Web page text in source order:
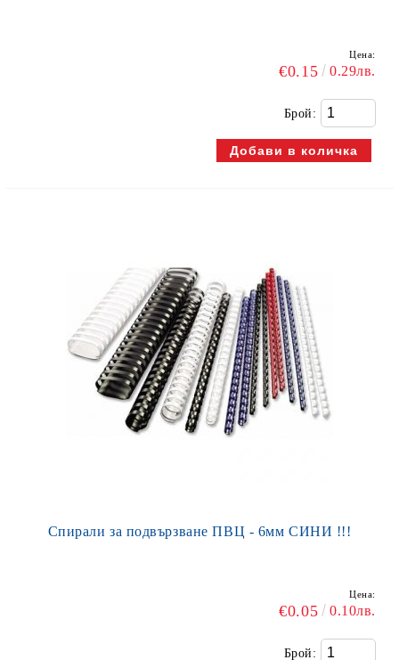
Цена:
€0.15 0.29лв.
Брой:
Спирали за подвързване ПВЦ - 6мм СИНИ !!!
Цена:
€0.05 0.10лв.
Брой: